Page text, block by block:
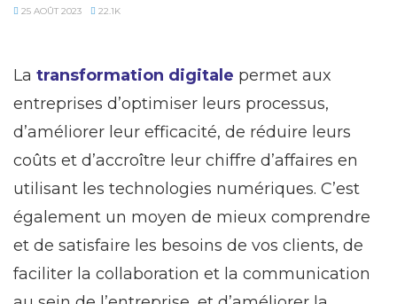
25 AOÛT 2023 22.1K
La transformation digitale permet aux
entreprises d’optimiser leurs processus,
d’améliorer leur efficacité, de réduire leurs
coûts et d’accroître leur chiffre d’affaires en
utilisant les technologies numériques. C’est
également un moyen de mieux comprendre
et de satisfaire les besoins de vos clients, de
faciliter la collaboration et la communication